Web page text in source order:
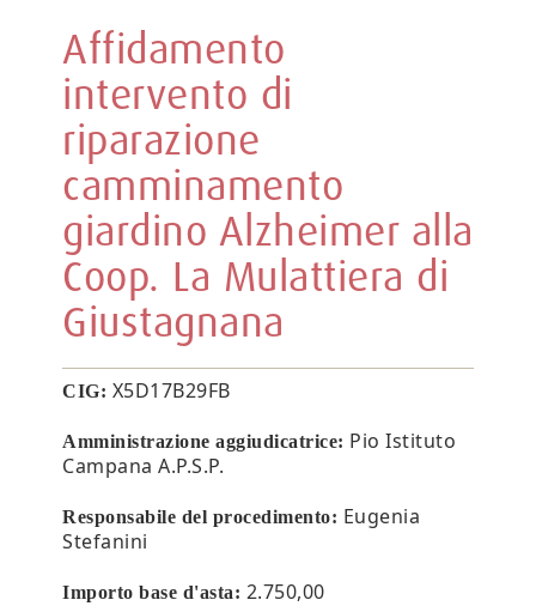
Affidamento
intervento di
riparazione
camminamento
giardino Alzheimer alla
Coop. La Mulattiera di
Giustagnana
CIG: X5D17B29FB
Amministrazione aggiudicatrice: Pio Istituto
Campana A.P.S.P.
Responsabile del procedimento: Eugenia
Stefanini
Importo base d'asta: 2.750,00